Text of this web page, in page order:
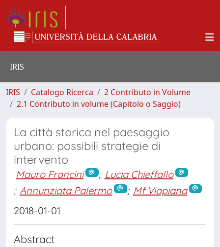
IRIS
IRIS Catalogo Ricerca
2 Contributo in Volume
2.1 Contributo in volume (Capitolo o Saggio)
La città storica nel paesaggio
urbano: possibili strategie di
intervento
Mauro Francini ; Lucia Chieffallo
; Annunziata Palermo ; Mf Viapiana
2018-01-01
Abstract